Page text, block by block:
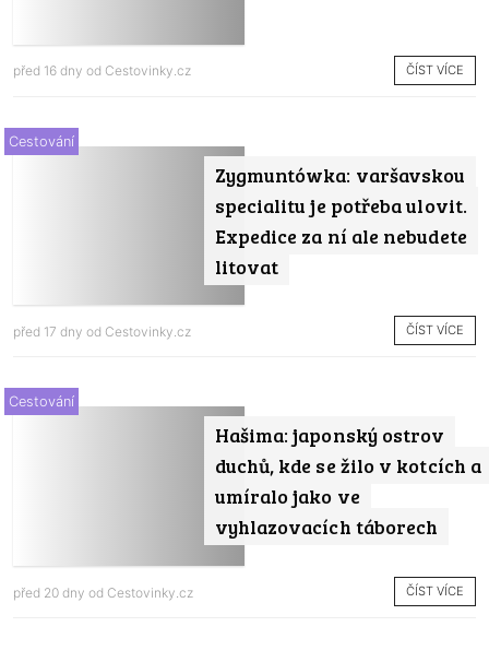
před 16 dny od Cestovinky.cz ČÍST VÍCE
Zygmuntówka: varšavskou
specialitu je potřeba ulovit.
Expedice za ní ale nebudete
litovat
Cestování
před 17 dny od Cestovinky.cz ČÍST VÍCE
Hašima: japonský ostrov
duchů, kde se žilo v kotcích a
umíralo jako ve
vyhlazovacích táborech
Cestování
před 20 dny od Cestovinky.cz ČÍST VÍCE